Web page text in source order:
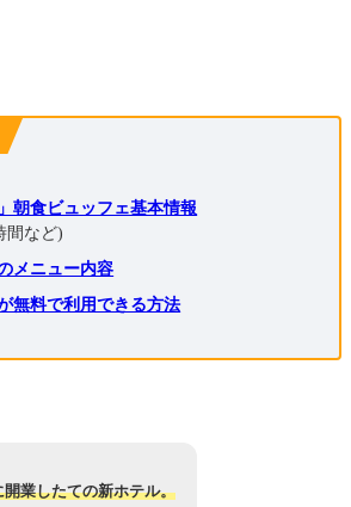
朝食ビュッフェ基本情報
間など)
メニュー内容
無料で利用できる方法
開業したての新ホテル。